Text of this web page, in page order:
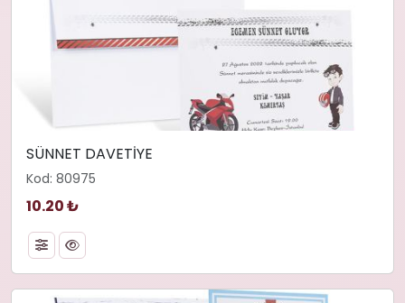
SÜNNET DAVETİYE
Kod: 80975
10.20 ₺